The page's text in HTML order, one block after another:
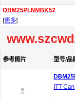
DBM25PLNMBK52
[更多]
参考图片 型号/品
ITT